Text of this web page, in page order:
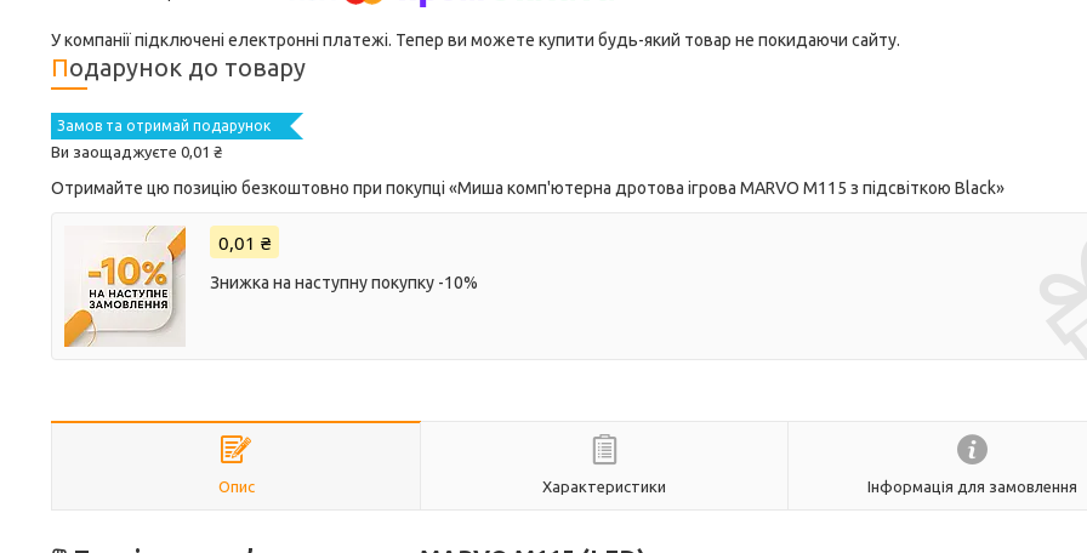
У компанії підключені електронні платежі. Тепер ви можете купити будь-який товар не покидаючи сайту.
Подарунок до товару
Замов та отримай подарунок
Ви заощаджуєте 0,01 ₴
Отримайте цю позицію безкоштовно при покупці «Миша комп'ютерна дротова ігрова MARVO M115 з підсвіткою Black»
0,01 ₴
Знижка на наступну покупку -10%
Опис Характеристики Інформація для замовлення